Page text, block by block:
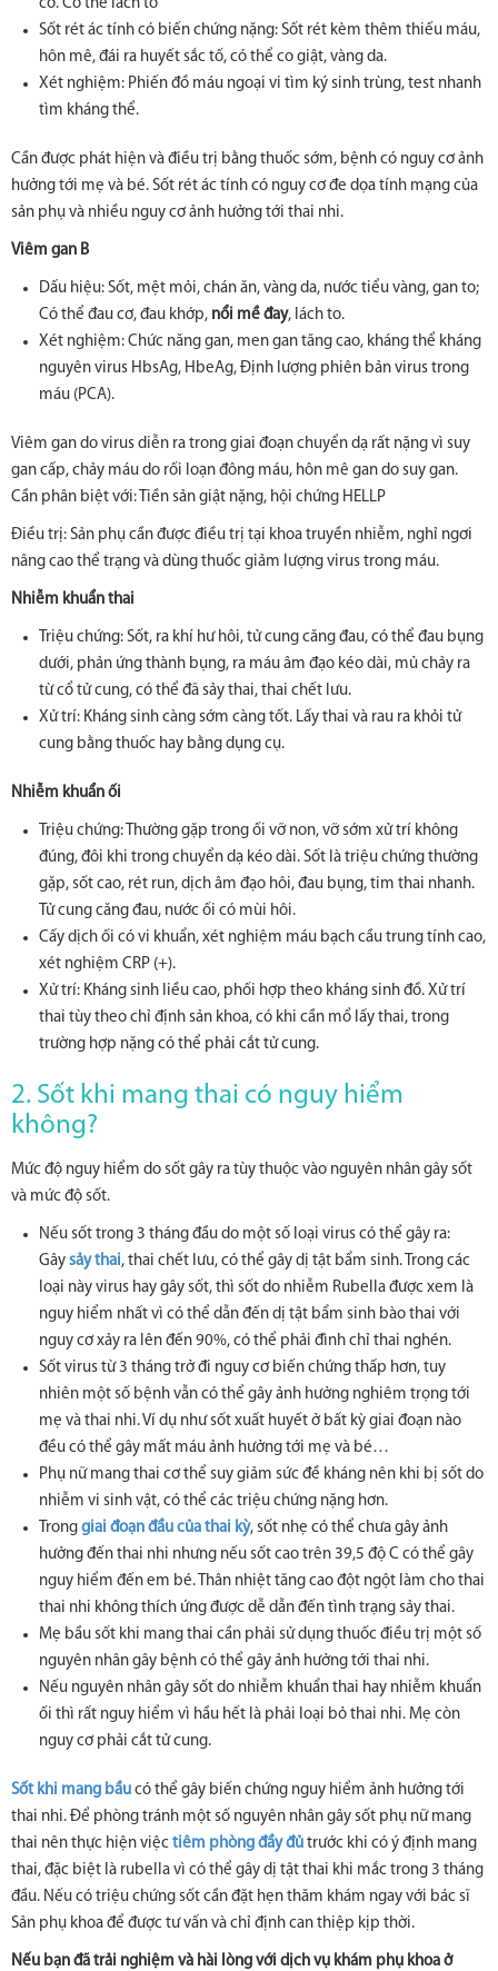
cơ. Có thể lách to
Sốt rét ác tính có biến chứng nặng: Sốt rét kèm thêm thiếu máu,
hôn mê, đái ra huyết sắc tố, có thể co giật, vàng da.
Xét nghiệm: Phiến đồ máu ngoại vi tìm ký sinh trùng, test nhanh
tìm kháng thể.
Cần được phát hiện và điều trị bằng thuốc sớm, bệnh có nguy cơ ảnh
hưởng tới mẹ và bé. Sốt rét ác tính có nguy cơ đe dọa tính mạng của
sản phụ và nhiều nguy cơ ảnh hưởng tới thai nhi.
Viêm gan B
Dấu hiệu: Sốt, mệt mỏi, chán ăn, vàng da, nước tiểu vàng, gan to;
Có thể đau cơ, đau khớp, nổi mề đay, lách to.
Xét nghiệm: Chức năng gan, men gan tăng cao, kháng thể kháng
nguyên virus HbsAg, HbeAg, Định lượng phiên bản virus trong
máu (PCA).
Viêm gan do virus diễn ra trong giai đoạn chuyển dạ rất nặng vì suy
gan cấp, chảy máu do rối loạn đông máu, hôn mê gan do suy gan.
Cần phân biệt với: Tiền sản giật nặng, hội chứng HELLP
Điều trị: Sản phụ cần được điều trị tại khoa truyền nhiễm, nghỉ ngơi
nâng cao thể trạng và dùng thuốc giảm lượng virus trong máu.
Nhiễm khuẩn thai
Triệu chứng: Sốt, ra khí hư hôi, tử cung căng đau, có thể đau bụng
dưới, phản ứng thành bụng, ra máu âm đạo kéo dài, mủ chảy ra
từ cổ tử cung, có thể đã sảy thai, thai chết lưu.
Xử trí: Kháng sinh càng sớm càng tốt. Lấy thai và rau ra khỏi tử
cung bằng thuốc hay bằng dụng cụ.
Nhiễm khuẩn ối
Triệu chứng: Thường gặp trong ối vỡ non, vỡ sớm xử trí không
đúng, đôi khi trong chuyển dạ kéo dài. Sốt là triệu chứng thường
gặp, sốt cao, rét run, dịch âm đạo hôi, đau bụng, tim thai nhanh.
Tử cung căng đau, nước ối có mùi hôi.
Cấy dịch ối có vi khuẩn, xét nghiệm máu bạch cầu trung tính cao,
xét nghiệm CRP (+).
Xử trí: Kháng sinh liều cao, phối hợp theo kháng sinh đồ. Xử trí
thai tùy theo chỉ định sản khoa, có khi cần mổ lấy thai, trong
trường hợp nặng có thể phải cắt tử cung.
2. Sốt khi mang thai có nguy hiểm
không?
Mức độ nguy hiểm do sốt gây ra tùy thuộc vào nguyên nhân gây sốt
và mức độ sốt.
Nếu sốt trong 3 tháng đầu do một số loại virus có thể gây ra:
Gây sảy thai, thai chết lưu, có thể gây dị tật bẩm sinh. Trong các
loại này virus hay gây sốt, thì sốt do nhiễm Rubella được xem là
nguy hiểm nhất vì có thể dẫn đến dị tật bẩm sinh bào thai với
nguy cơ xảy ra lên đến 90%, có thể phải đình chỉ thai nghén.
Sốt virus từ 3 tháng trở đi nguy cơ biến chứng thấp hơn, tuy
nhiên một số bệnh vẫn có thể gây ảnh hưởng nghiêm trọng tới
mẹ và thai nhi. Ví dụ như sốt xuất huyết ở bất kỳ giai đoạn nào
đều có thể gây mất máu ảnh hưởng tới mẹ và bé…
Phụ nữ mang thai cơ thể suy giảm sức đề kháng nên khi bị sốt do
nhiễm vi sinh vật, có thể các triệu chứng nặng hơn.
Trong giai đoạn đầu của thai kỳ, sốt nhẹ có thể chưa gây ảnh
hưởng đến thai nhi nhưng nếu sốt cao trên 39,5 độ C có thể gây
nguy hiểm đến em bé. Thân nhiệt tăng cao đột ngột làm cho thai
thai nhi không thích ứng được dễ dẫn đến tình trạng sảy thai.
Mẹ bầu sốt khi mang thai cần phải sử dụng thuốc điều trị một số
nguyên nhân gây bệnh có thể gây ảnh hưởng tới thai nhi.
Nếu nguyên nhân gây sốt do nhiễm khuẩn thai hay nhiễm khuẩn
ối thì rất nguy hiểm vì hầu hết là phải loại bỏ thai nhi. Mẹ còn
nguy cơ phải cắt tử cung.
Sốt khi mang bầu có thể gây biến chứng nguy hiểm ảnh hưởng tới
thai nhi. Để phòng tránh một số nguyên nhân gây sốt phụ nữ mang
thai nên thực hiện việc tiêm phòng đầy đủ trước khi có ý định mang
thai, đặc biệt là rubella vì có thể gây dị tật thai khi mắc trong 3 tháng
đầu. Nếu có triệu chứng sốt cần đặt hẹn thăm khám ngay với bác sĩ
Sản phụ khoa để được tư vấn và chỉ định can thiệp kịp thời.
Nếu bạn đã trải nghiệm và hài lòng với dịch vụ khám phụ khoa ở